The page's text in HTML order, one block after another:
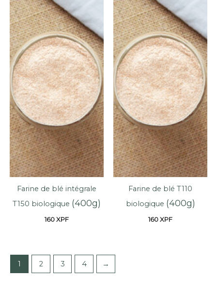
Farine de blé intégrale
T150 biologique (400g)
160XPF
Farine de blé T110
biologique (400g)
160XPF
1 2 3 4 →